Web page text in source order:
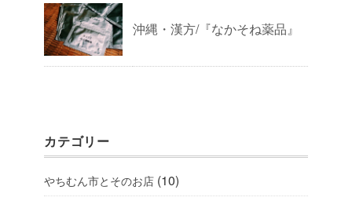
沖縄・漢方/『なかそね薬品』
カテゴリー
やちむん市とそのお店 (10)